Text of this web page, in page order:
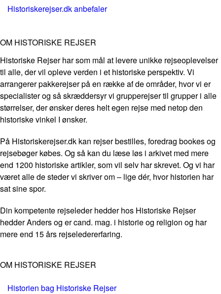
Historiskerejser.dk anbefaler
OM HISTORISKE REJSER
Historiske Rejser har som mål at levere unikke rejseoplevelser
til alle, der vil opleve verden i et historiske perspektiv. Vi
arrangerer pakkerejser på en række af de områder, hvor vi er
specialister og så skræddersyr vi grupperejser til grupper i alle
størrelser, der ønsker deres helt egen rejse med netop den
historiske vinkel I ønsker.
På Historiskerejser.dk kan rejser bestilles, foredrag bookes og
rejsebøger købes. Og så kan du læse løs i arkivet med mere
end 1200 historiske artikler, som vil selv har skrevet. Og vi har
været alle de steder vi skriver om – lige dér, hvor historien har
sat sine spor.
Din kompetente rejseleder hedder hos Historiske Rejser
hedder Anders og er cand. mag. i historie og religion og har
mere end 15 års rejseledererfaring.
OM HISTORISKE REJSER
Historien bag Historiske Rejser